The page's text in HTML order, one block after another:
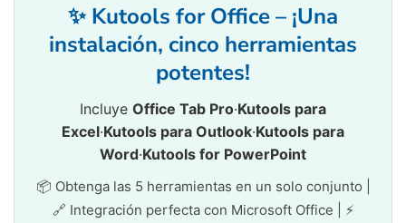
✨ Kutools for Office – ¡Una
instalación, cinco herramientas
potentes!
Incluye Office Tab Pro·Kutools para
Excel·Kutools para Outlook·Kutools para
Word·Kutools for PowerPoint
📦 Obtenga las 5 herramientas en un solo conjunto |
🔗 Integración perfecta con Microsoft Office | ⚡